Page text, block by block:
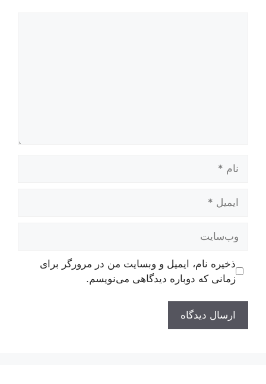
ذخیره نام، ایمیل و وبسایت من در مرورگر برای
زمانی که دوباره دیدگاهی می‌نویسم.